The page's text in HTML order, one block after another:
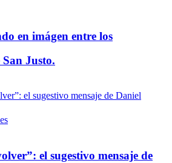
en imágen entre los
San Justo.
el sugestivo mensaje de